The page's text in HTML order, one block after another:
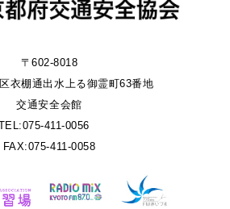
〒602-8018
衣棚通出水上る御霊町63番地
交通安全会館
411-0056
FAX:075-411-0058